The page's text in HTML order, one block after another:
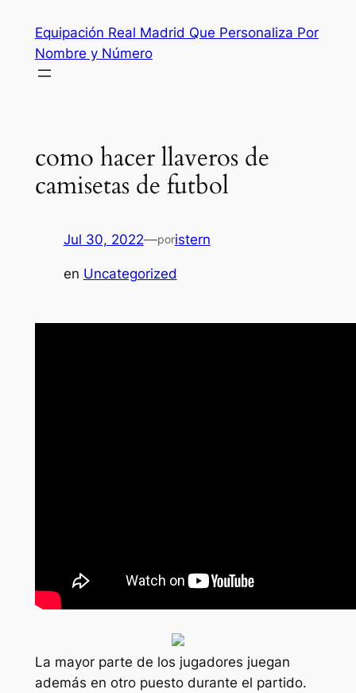
contenido
Equipación Real Madrid Que Personaliza Por
Nombre y Número
como hacer llaveros de
camisetas de futbol
Jul 30, 2022—poristern
en Uncategorized
La mayor parte de los jugadores juegan
además en otro puesto durante el partido.